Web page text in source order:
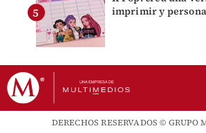
imprimir y
DERECHOS RESERVADOS © GRUPO